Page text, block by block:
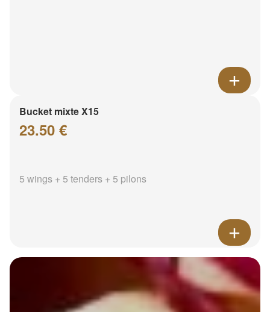
Bucket mixte X15
23.50 €
5 wings + 5 tenders + 5 pilons